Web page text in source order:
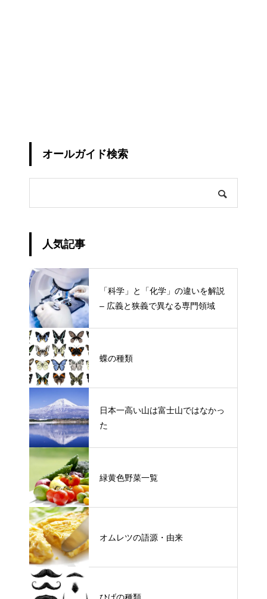
オールガイド検索
人気記事
「科学」と「化学」の違いを解説
– 広義と狭義で異なる専門領域
蝶の種類
日本一高い山は富士山ではなかっ
た
緑黄色野菜一覧
オムレツの語源・由来
ひげの種類